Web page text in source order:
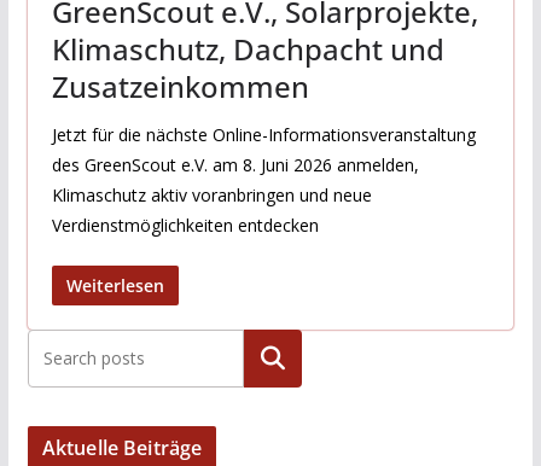
GreenScout e.V., Solarprojekte,
Klimaschutz, Dachpacht und
Zusatzeinkommen
Jetzt für die nächste Online-Informationsveranstaltung
des GreenScout e.V. am 8. Juni 2026 anmelden,
Klimaschutz aktiv voranbringen und neue
Verdienstmöglichkeiten entdecken
Weiterlesen
Suchen
Aktuelle Beiträge